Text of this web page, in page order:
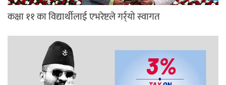
कक्षा ११ का विद्यार्थीलाई एभरेष्टले गर्र्यो स्वागत